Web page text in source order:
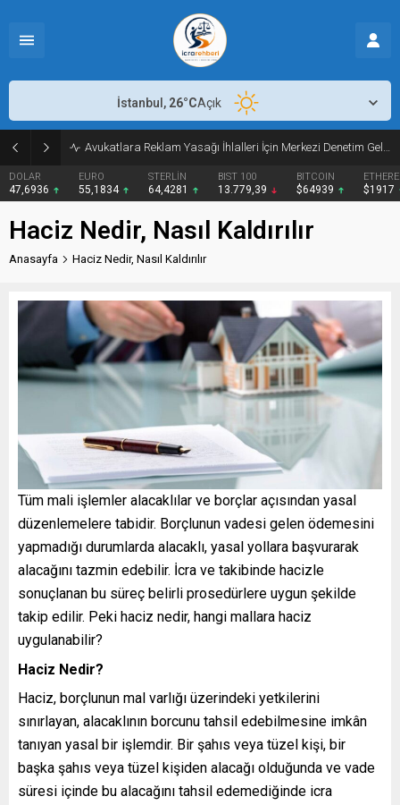
Avukatlara Reklam Yasağı İhlalleri İçin Merkezi Denetim Geldi
DOLAR
47,6936
EURO
55,1834
STERLİN
64,4281
BIST 100
13.779,39
BITCOIN
$64939 $1917
İstanbul, 26°CAçık
Haciz Nedir, Nasıl Kaldırılır
Anasayfa Haciz Nedir, Nasıl Kaldırılır
Tüm mali işlemler alacaklılar ve borçlar açısından yasal
düzenlemelere tabidir. Borçlunun vadesi gelen ödemesini
yapmadığı durumlarda alacaklı, yasal yollara başvurarak
alacağını tazmin edebilir. İcra ve takibinde hacizle
sonuçlanan bu süreç belirli prosedürlere uygun şekilde
takip edilir. Peki haciz nedir, hangi mallara haciz
uygulanabilir?​
Haciz Nedir?
Haciz, borçlunun mal varlığı üzerindeki yetkilerini
sınırlayan, alacaklının borcunu tahsil edebilmesine imkân
tanıyan yasal bir işlemdir. Bir şahıs veya tüzel kişi, bir
başka şahıs veya tüzel kişiden alacağı olduğunda ve vade
süresi içinde bu alacağını tahsil edemediğinde icra